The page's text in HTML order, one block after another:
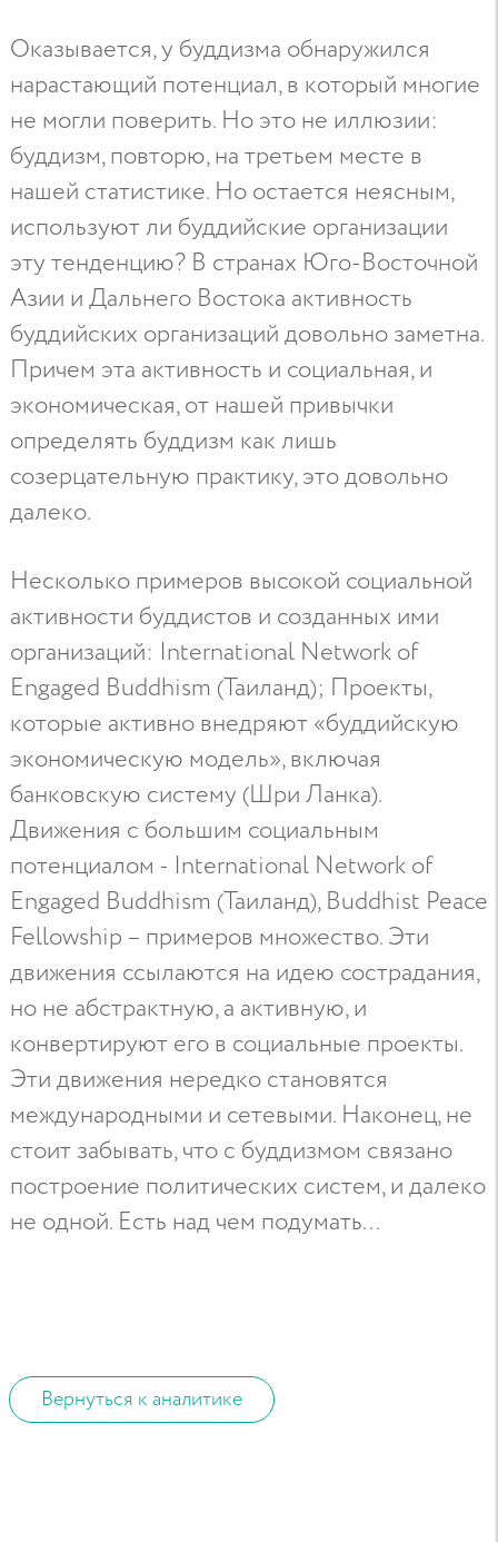
Оказывается, у буддизма обнаружился
нарастающий потенциал, в который многие
не могли поверить. Но это не иллюзии:
буддизм, повторю, на третьем месте в
нашей статистике. Но остается неясным,
используют ли буддийские организации
эту тенденцию? В странах Юго-Восточной
Азии и Дальнего Востока активность
буддийских организаций довольно заметна.
Причем эта активность и социальная, и
экономическая, от нашей привычки
определять буддизм как лишь
созерцательную практику, это довольно
далеко.
Несколько примеров высокой социальной
активности буддистов и созданных ими
организаций: International Network of
Engaged Buddhism (Таиланд); Проекты,
которые активно внедряют «буддийскую
экономическую модель», включая
банковскую систему (Шри Ланка).
Движения с большим социальным
потенциалом - International Network of
Engaged Buddhism (Таиланд), Buddhist Peace
Fellowship – примеров множество. Эти
движения ссылаются на идею сострадания,
но не абстрактную, а активную, и
конвертируют его в социальные проекты.
Эти движения нередко становятся
международными и сетевыми. Наконец, не
стоит забывать, что с буддизмом связано
построение политических систем, и далеко
не одной. Есть над чем подумать...
Вернуться к аналитике